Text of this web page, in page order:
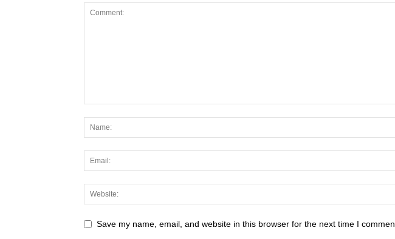
Save my name, email, and website in this browser for the next time I